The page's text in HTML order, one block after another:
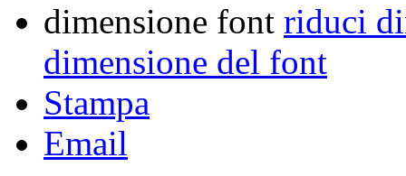
dimensione font riduci
dimensione del font
Stampa
Email